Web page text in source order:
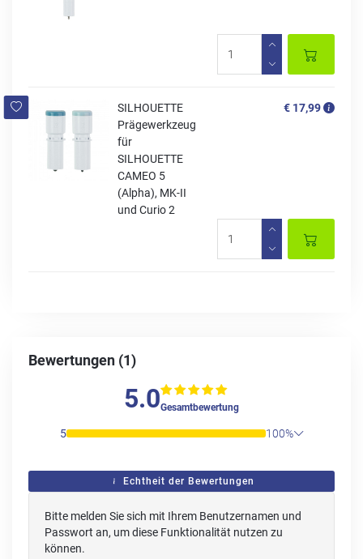
SILHOUETTE
Prägewerkzeug
für
SILHOUETTE
CAMEO 5
(Alpha), MK-II
und Curio 2
€ 17,99
Bewertungen (1)
5.0Gesamtbewertung
5 100%
Echtheit der Bewertungen
Bitte melden Sie sich mit Ihrem Benutzernamen und
Passwort an, um diese Funktionalität nutzen zu
können.